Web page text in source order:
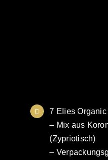
7 Elies
– Mix aus
(Zypriotisch)
–